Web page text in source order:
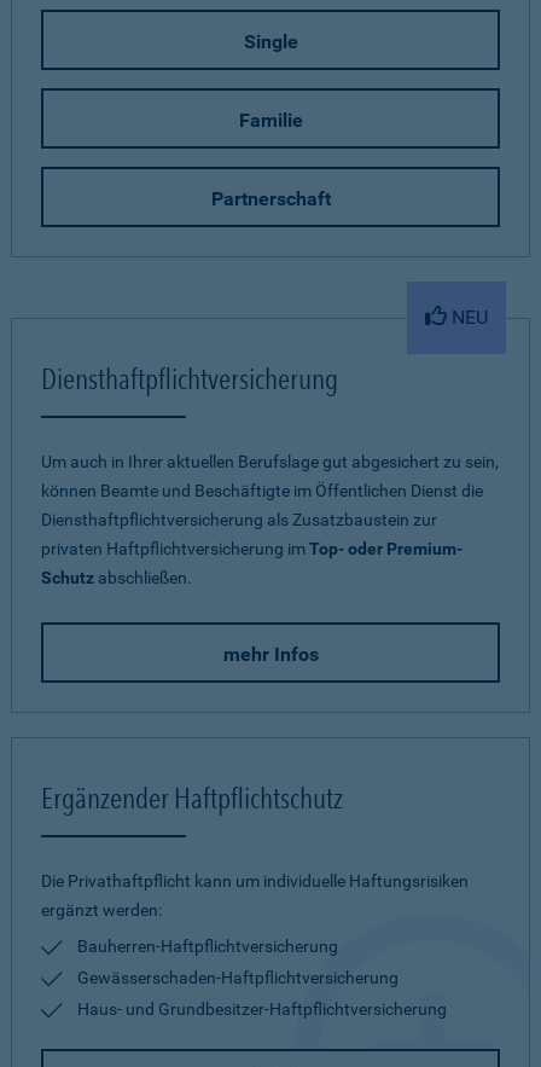
Single
Familie
Partnerschaft
NEU
Diensthaftpflichtversicherung
Um auch in Ihrer aktuellen Berufslage gut abgesichert zu sein,
können Beamte und Beschäftigte im Öffentlichen Dienst die
Diensthaftpflichtversicherung als Zusatzbaustein zur
privaten Haftpflichtversicherung imTop- oder Premium-
Schutz abschließen.
mehr Infos
Ergänzender Haftpflichtschutz
Die Privathaftpflicht kann um individuelle Haftungsrisiken
ergänzt werden:
Bauherren-Haftpflichtversicherung
Gewässerschaden-Haftpflichtversicherung
Haus- und Grundbesitzer-Haftpflichtversicherung